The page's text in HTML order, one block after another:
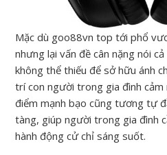
Mặc dù goo88vn top tới phổ
nhưng lại vấn đề cân nặng nói
không thể thiếu để sở hữu ánh
trí con người trong gia đình cảm
điểm mạnh bạo cũng tương tự
tàng, giúp người trong gia đình
hành động cử chỉ sáng suốt.